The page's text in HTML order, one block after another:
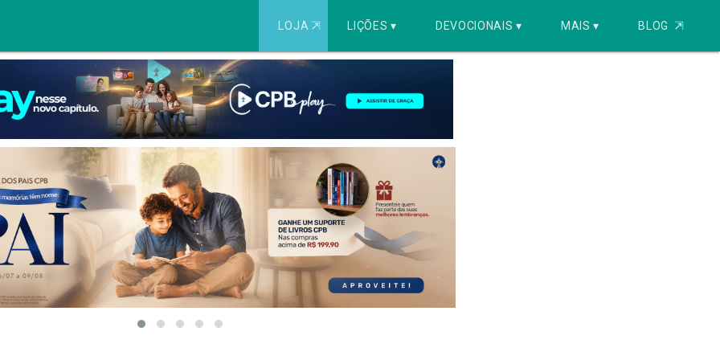
LOJA ⇱ LIÇÕES ▾ DEVOCIONAIS ▾ MAIS ▾ BLOG ⇱